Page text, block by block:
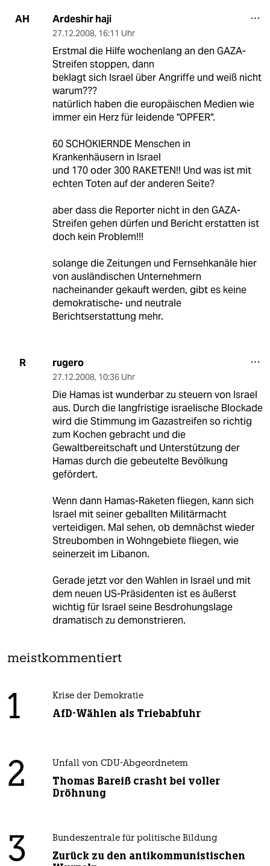
AH Ardeshir haji
27.12.2008, 16:11 Uhr
Erstmal die Hilfe wochenlang an den GAZA-
Streifen stoppen, dann
beklagt sich Israel über Angriffe und weiß nicht
warum???
natürlich haben die europäischen Medien wie
immer ein Herz für leidende "OPFER".
60 SCHOKIERNDE Menschen in
Krankenhäusern in Israel
und 170 oder 300 RAKETEN!! Und was ist mit
echten Toten auf der anderen Seite?
aber dass die Reporter nicht in den GAZA-
Streifen gehen dürfen und Bericht erstatten ist
doch kein Problem!!!
solange die Zeitungen und Fernsehkanäle hier
von ausländischen Unternehmern
nacheinander gekauft werden, gibt es keine
demokratische- und neutrale
Berichtserstattung mehr.
R rugero
27.12.2008, 10:36 Uhr
Die Hamas ist wunderbar zu steuern von Israel
aus. Durch die langfristige israelische Blockade
wird die Stimmung im Gazastreifen so richtig
zum Kochen gebracht und die
Gewaltbereitschaft und Unterstützung der
Hamas durch die gebeutelte Bevölkung
gefördert.
Wenn dann Hamas-Raketen fliegen, kann sich
Israel mit seiner geballten Militärmacht
verteidigen. Mal sehen, ob demnächst wieder
Streubomben in Wohngebiete fliegen, wie
seinerzeit im Libanon.
Gerade jetzt vor den Wahlen in Israel und mit
dem neuen US-Präsidenten ist es äußerst
wichtig für Israel seine Besdrohungslage
dramatisch zu demonstrieren.
meistkommentiert
1 Krise der Demokratie
AfD-Wählen als Triebabfuhr
2 Unfall von CDU-Abgeordnetem
Thomas Bareiß crasht bei voller
Dröhnung
3 Bundeszentrale für politische Bildung
Zurück zu den antikommunistischen